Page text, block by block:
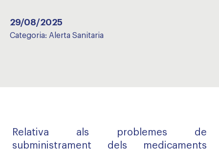
29/08/2025
Categoria: Alerta Sanitaria
Relativa als problemes de
subministrament dels medicaments